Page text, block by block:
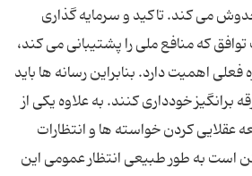
می کند. تاکید و سرمایه گذاری
که منافع ملی را پشتیبانی می کند،
اهمیت دارد. بنابراین رسانه ها باید
برانگیز خودداری کنند. به علاوه یکی از
عقلایی کردن خواسته ها و انتظارات
است به طور طبیعی انتظار عمومی این